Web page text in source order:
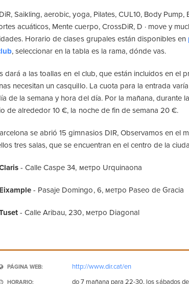
Saikling, aerobic, yoga, Pilates, CUL10, Body Pump,
acuáticos, Mente cuerpo, CrossDiR, D · move y
Horario de clases grupales están disponibles en
, seleccionar en la tabla es la rama, dónde vas.
dará a las toallas en el club, que están incluidos en el
necesitan un casquillo. La cuota para la entrada
de la semana y hora del día. Por la mañana, durante
de alrededor 10 €, la noche de fin de semana 20 €.
se abrió 15 gimnasios DIR, Observamos en el
tres salas, que se encuentran en el centro de la
- Calle Caspe 34, метро Urquinaona
- Pasaje Domingo, 6, метро Paseo de Gracia
- Calle Aribau, 230, метро Diagonal
PÁGINA WEB: http://www.dir.cat/en
HORARIO:
do 7 mañana para 22-30, los sábados